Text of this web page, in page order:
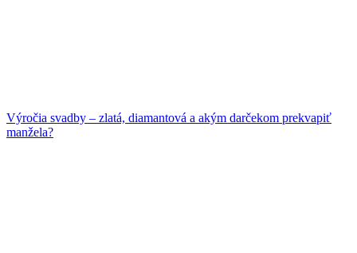
Výročia svadby – zlatá, diamantová a akým darčekom prekvapiť
manžela?